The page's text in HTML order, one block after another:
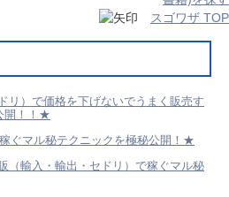
スゴワザ TOP
リ）で価格を下げないでうまく販売す
開！！★
ぐマル秘テクニックを極秘公開！★
（輸入・輸出・セドリ）で稼ぐマル秘